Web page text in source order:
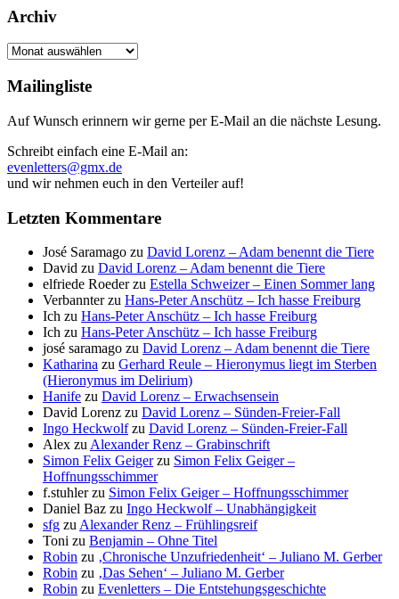
Archiv
Archiv
Mailingliste
Auf Wunsch erinnern wir gerne per E-Mail an die nächste Lesung.
Schreibt einfach eine E-Mail an:
evenletters@gmx.de
und wir nehmen euch in den Verteiler auf!
Letzten Kommentare
José Saramago zu David Lorenz – Adam benennt die Tiere
David zu David Lorenz – Adam benennt die Tiere
elfriede Roederzu Estella Schweizer – Einen Sommer lang
Verbannterzu Hans-Peter Anschütz – Ich hasse Freiburg
Ich zu Hans-Peter Anschütz – Ich hasse Freiburg
Ich zu Hans-Peter Anschütz – Ich hasse Freiburg
josé saramago zu David Lorenz – Adam benennt die Tiere
Katharina zu Gerhard Reule – Hieronymus liegt im Sterben
(Hieronymus im Delirium)
Hanife zu David Lorenz – Erwachsensein
David Lorenz zu David Lorenz – Sünden-Freier-Fall
Ingo Heckwolfzu David Lorenz – Sünden-Freier-Fall
Alex zu Alexander Renz – Grabinschrift
Simon Felix Geigerzu Simon Felix Geiger –
Hoffnungsschimmer
f.stuhlerzu Simon Felix Geiger – Hoffnungsschimmer
Daniel Baz zu Ingo Heckwolf – Unabhängigkeit
sfg zu Alexander Renz – Frühlingsreif
Toni zu Benjamin – Ohne Titel
Robin zu ‚Chronische Unzufriedenheit‘ – Juliano M. Gerber
Robin zu ‚Das Sehen‘ – Juliano M. Gerber
Robin zu Evenletters – Die Entstehungsgeschichte